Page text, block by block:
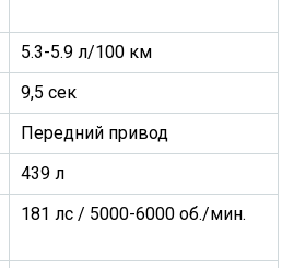
5.3-5.9 л/100 км
9,5 сек
Передний привод
439 л
181 лс / 5000-6000 об./мин.